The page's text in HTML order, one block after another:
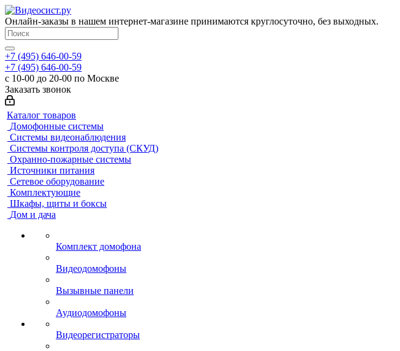
Онлайн-заказы в нашем интернет-магазине принимаются круглосуточно, без выходных.
+7 (495) 646-00-59
+7 (495) 646-00-59
с 10-00 до 20-00 по Москве
Заказать звонок
Каталог товаров
Домофонные системы
Системы видеонаблюдения
Системы контроля доступа (СКУД)
Охранно-пожарные системы
Источники питания
Сетевое оборудование
Комплектующие
Шкафы, щиты и боксы
Дом и дача
Комплект домофона
Видеодомофоны
Вызывные панели
Аудиодомофоны
Видеорегистраторы